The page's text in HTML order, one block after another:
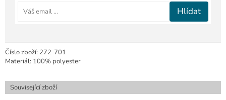
Hlídat
Číslo zboží: 272 701
Materiál: 100% polyester
Související zboží